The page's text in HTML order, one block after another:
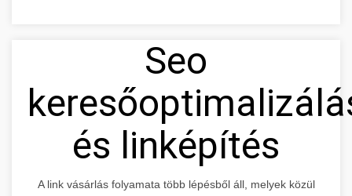
Seo
és linképítés
A link vásárlás folyamata több lépésből áll, melyek közül